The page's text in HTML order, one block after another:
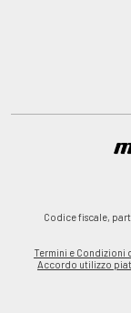
Codice fiscale,
Termini e Condizioni
Accordo utilizzo